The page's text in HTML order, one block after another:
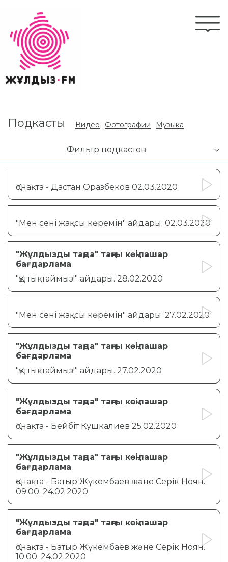
основному
содержанию
Подкасты Видео Фотографии Музыка
Фильтр подкастов
Қонақта - Дастан Оразбеков 02.03.2020
"Мен сені жақсы көремін" айдары. 02.03.2020
"Жұлдызды таңда" таңғы көңілашар
бағдарлама
"Құттықтаймыз!" айдары. 28.02.2020
"Мен сені жақсы көремін" айдары. 27.02.2020
"Жұлдызды таңда" таңғы көңілашар
бағдарлама
"Құттықтаймыз!" айдары. 27.02.2020
"Жұлдызды таңда" таңғы көңілашар
бағдарлама
Қонақта - Бейбіт Кушкалиев 25.02.2020
"Жұлдызды таңда" таңғы көңілашар
бағдарлама
Қонақта - Батыр Жүкембаев және Серік Ноян.
09:00. 24.02.2020
"Жұлдызды таңда" таңғы көңілашар
бағдарлама
Қонақта - Батыр Жүкембаев және Серік Ноян.
10:00. 24.02.2020